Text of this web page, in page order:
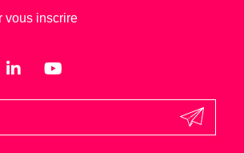
vous inscrire